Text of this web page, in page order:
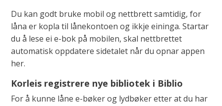
Du kan godt bruke mobil og nettbrett samtidig, for
låna er kopla til lånekontoen og ikkje eininga. Startar
du å lese ei e-bok på mobilen, skal nettbrettet
automatisk oppdatere sidetalet når du opnar appen
her.
Korleis registrere nye bibliotek i Biblio
For å kunne låne e-bøker og lydbøker etter at du har